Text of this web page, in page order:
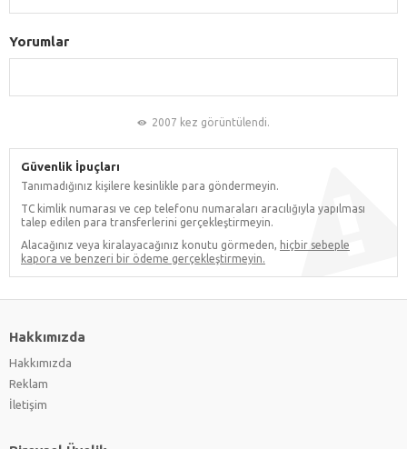
Yorumlar
2007 kez görüntülendi.
Güvenlik İpuçları
Tanımadığınız kişilere kesinlikle para göndermeyin.
TC kimlik numarası ve cep telefonu numaraları aracılığıyla yapılması
talep edilen para transferlerini gerçekleştirmeyin.
Alacağınız veya kiralayacağınız konutu görmeden, hiçbir sebeple
kapora ve benzeri bir ödeme gerçekleştirmeyin.
Hakkımızda
Hakkımızda
Reklam
İletişim